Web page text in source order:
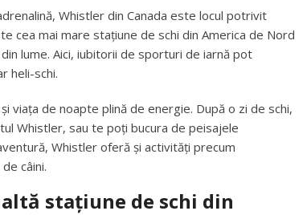
Whistler din Canada este locul potrivit
cea mai mare stațiune de schi din America de Nord
lume. Aici, iubitorii de sporturi de iarnă pot
heli-schi.
de noapte plină de energie. După o zi de schi,
Whistler, sau te poți bucura de peisajele
Whistler oferă și activități precum
câini.
stațiune de schi din